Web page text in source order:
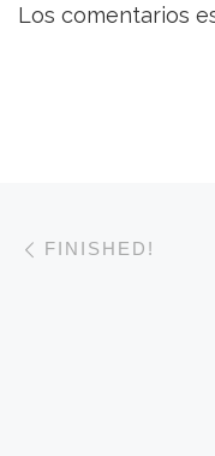
Los comentarios
FINISHED!